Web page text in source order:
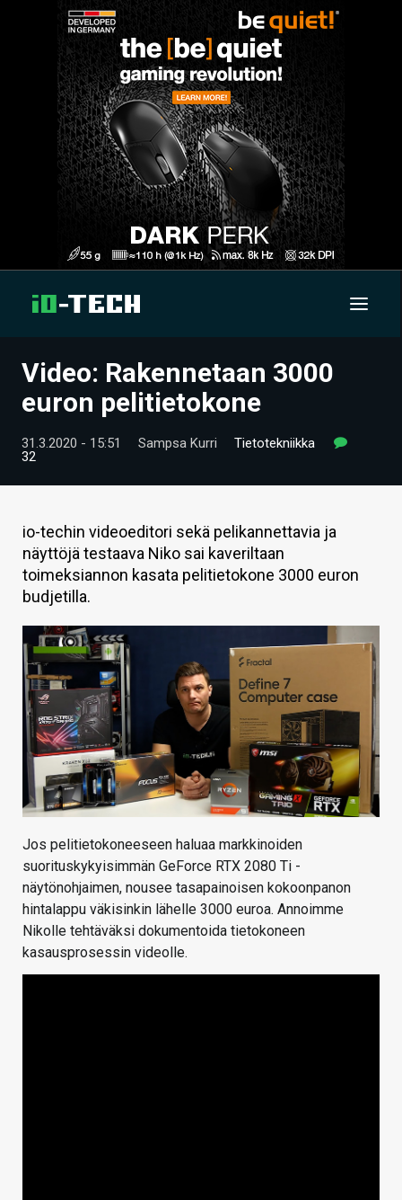
UUTISET
VIDEOT
TIETOA
HINTA.FI
VAIHDA TEEMA
HAKU
Video: Rakennetaan 3000
euron pelitietokone
31.3.2020 - 15:51 Sampsa Kurri
Tietotekniikka
32
io-techin videoeditori sekä pelikannettavia ja
näyttöjä testaava Niko sai kaveriltaan
toimeksiannon kasata pelitietokone 3000 euron
budjetilla.
Jos pelitietokoneeseen haluaa markkinoiden
suorituskykyisimmän GeForce RTX 2080 Ti -
näytönohjaimen, nousee tasapainoisen kokoonpanon
hintalappu väkisinkin lähelle 3000 euroa. Annoimme
Nikolle tehtäväksi dokumentoida tietokoneen
kasausprosessin videolle.